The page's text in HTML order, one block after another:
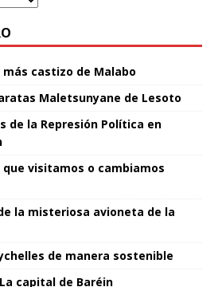
más castizo de Malabo
Maletsunyane de Lesoto
de la Represión Política en
que visitamos o cambiamos
la misteriosa avioneta de la
de manera sostenible
capital de Baréin